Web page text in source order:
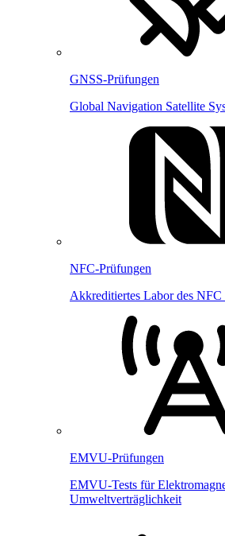
GNSS-Prüfungen
Global Navigation Satellite
NFC-Prüfungen
Akkreditiertes Labor des NFC
EMVU-Prüfungen
EMVU-Tests für
Umweltverträglichkeit